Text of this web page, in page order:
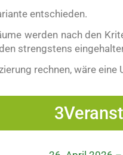
entschieden.
werden nach den
strengstens
rechnen, wäre eine